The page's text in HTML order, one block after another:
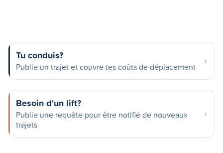
Tu conduis?
Publie un trajet et couvre tes coûts de déplacement
Besoin d'un lift?
Publie une requête pour être notifié de nouveaux
trajets